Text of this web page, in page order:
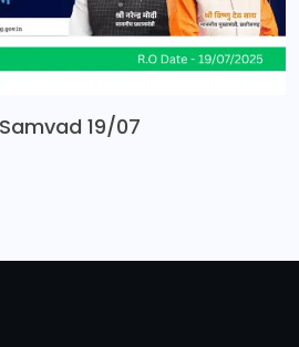
19/07